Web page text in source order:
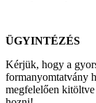
ÜGYINTÉZÉS
Kérjük, hogy a
formanyomtatvány
megfelelően